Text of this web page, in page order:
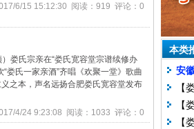
6/15 15:12:30 阅读：919 评论：0
娄氏宗亲在“娄氏宽容堂宗谱续修办
娄氏一家亲酒”齐唱《欢聚一堂》歌曲
之本，声名远扬合肥娄氏宽容堂发布
4/24 9:23:08 阅读：1033 评论：0
本类
安
行
【
表
【
表
【